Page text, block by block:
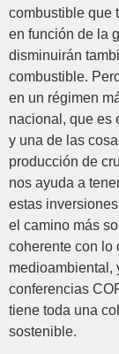
combustible que
en función de la
disminuirán
combustible.
en un régimen
nacional, que es
y una de las
producción de
nos ayuda a
estas
el camino más
coherente con lo
medioambiental,
conferencias
tiene toda una
sostenible.